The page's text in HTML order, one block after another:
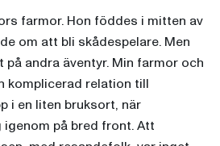
farmor. Hon föddes i mitten av
om att bli skådespelare. Men
på andra äventyr. Min farmor och
komplicerad relation till
i en liten bruksort, när
på bred front. Att